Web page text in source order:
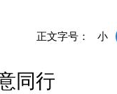
正文字号： 小
同行